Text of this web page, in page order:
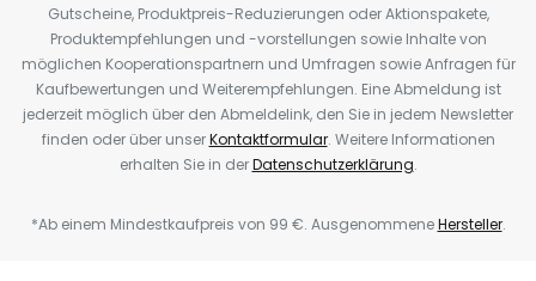
Gutscheine, Produktpreis-Reduzierungen oder Aktionspakete,
Produktempfehlungen und -vorstellungen sowie Inhalte von
möglichen Kooperationspartnern und Umfragen sowie Anfragen für
Kaufbewertungen und Weiterempfehlungen. Eine Abmeldung ist
jederzeit möglich über den Abmeldelink, den Sie in jedem Newsletter
finden oder über unserKontaktformular. Weitere Informationen
erhalten Sie in derDatenschutzerklärung.
*Ab einem Mindestkaufpreis von 99 €. AusgenommeneHersteller.